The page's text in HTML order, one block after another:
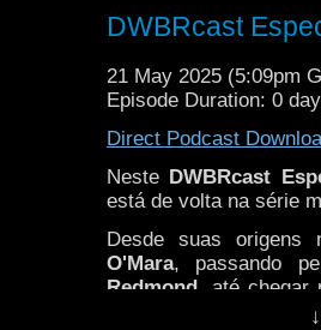
DWBRcast
21 May 2025 (5:09pm
Episode Duration: 0
Direct Podcast
Neste DWBRcast
está de volta na série
Desde suas
O'Mara, passando
Redmond , até
aqui a